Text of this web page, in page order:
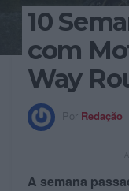
10
com
Way
Por Redação
A semana